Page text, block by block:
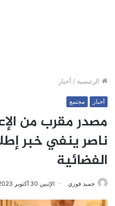
الرئيسية / أخبار
أخبار مجتمع
مصدر مقرب من
ناصر ينفي خبر
الفضائية
حميد فوزي الإثنين 30 أكتوبر 2023